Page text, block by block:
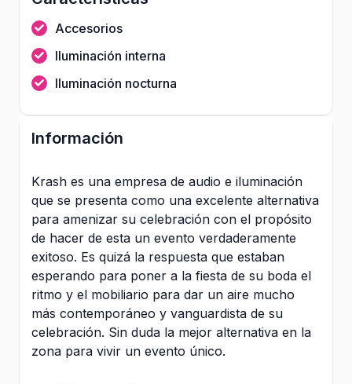
Accesorios
Iluminación interna
Iluminación nocturna
Información
Krash es una empresa de audio e iluminación
que se presenta como una excelente alternativa
para amenizar su celebración con el propósito
de hacer de esta un evento verdaderamente
exitoso. Es quizá la respuesta que estaban
esperando para poner a la fiesta de su boda el
ritmo y el mobiliario para dar un aire mucho
más contemporáneo y vanguardista de su
celebración. Sin duda la mejor alternativa en la
zona para vivir un evento único.